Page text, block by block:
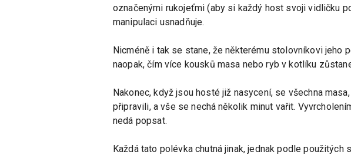
označenými rukojeťmi (aby si každý host svoji vidličku
manipulaci usnadňuje.
Nicméně i tak se stane, že některému stolovníkovi jeho
naopak, čím více kousků masa nebo ryb v kotlíku
Nakonec, když jsou hosté již nasycení, se všechna
připravili, a vše se nechá několik minut vařit.
nedá popsat.
Každá tato polévka chutná jinak, jednak podle